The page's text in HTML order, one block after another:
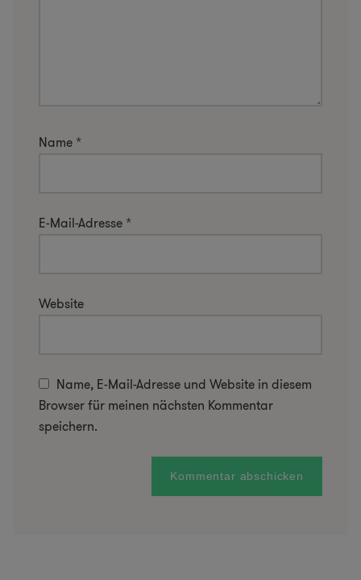
Name *
E-Mail-Adresse *
Website
Name, E-Mail-Adresse und Website in diesem
Browser für meinen nächsten Kommentar
speichern.